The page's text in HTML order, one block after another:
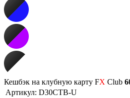
Кешбэк на клубную карту FX Club
Артикул: D30CTB-U